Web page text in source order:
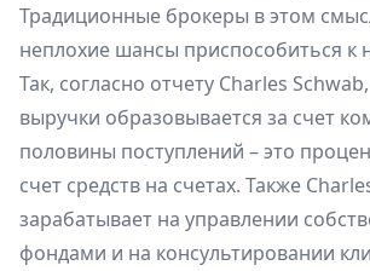
Традиционные брокеры в этом
неплохие шансы приспособиться к
Так, согласно отчету Charles
выручки образовывается за счет
половины поступлений – это
счет средств на счетах. Также
зарабатывает на управлении
фондами и на консультировании